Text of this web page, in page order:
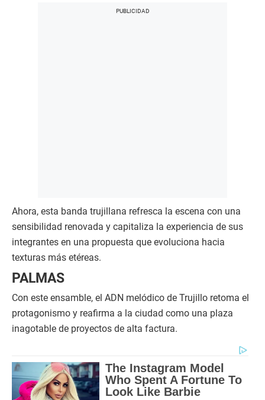
Ahora, esta banda trujillana refresca la escena con una
sensibilidad renovada y capitaliza la experiencia de sus
integrantes en una propuesta que evoluciona hacia
texturas más etéreas.
PALMAS
Con este ensamble, el ADN melódico de Trujillo retoma el
protagonismo y reafirma a la ciudad como una plaza
inagotable de proyectos de alta factura.